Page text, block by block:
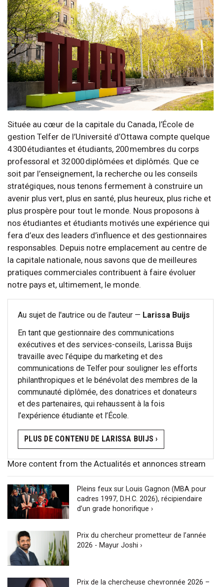
Située au cœur de la capitale du Canada, l’École de
gestion Telfer de l’Université d’Ottawa compte quelque
4 300 étudiantes et étudiants, 200 membres du corps
professoral et 32 000 diplômées et diplômés. Que ce
soit par l’enseignement, la recherche ou les conseils
stratégiques, nous tenons fermement à construire un
avenir plus vert, plus en santé, plus heureux, plus riche et
plus prospère pour tout le monde. Nous proposons à
nos étudiantes et étudiants motivés une expérience qui
fera d’eux des leaders d’influence et des gestionnaires
responsables. Depuis notre emplacement au centre de
la capitale nationale, nous savons que de meilleures
pratiques commerciales contribuent à faire évoluer
notre pays et, ultimement, le monde.
Au sujet de l'autrice ou de l'auteur — Larissa Buijs
En tant que gestionnaire des communications
exécutives et des services-conseils, Larissa Buijs
travaille avec l’équipe du marketing et des
communications de Telfer pour souligner les efforts
philanthropiques et le bénévolat des membres de la
communauté diplômée, des donatrices et donateurs
et des partenaires, qui rehaussent à la fois
l’expérience étudiante et l’École.
PLUS DE CONTENU DE LARISSA BUIJS ›
More content from the Actualités et annonces stream
Pleins feux sur Louis Gagnon (MBA pour
cadres 1997, D.H.C. 2026), récipiendaire
d’un grade honorifique ›
Prix du chercheur prometteur de l’année
2026 - Mayur Joshi ›
Prix de la chercheuse chevronnée 2026 –